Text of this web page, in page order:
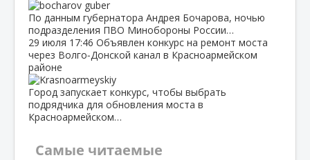
По данным губернатора Андрея Бочарова, ночью
подразделения ПВО Минобороны России…
29 июля 17:46 Объявлен конкурс на ремонт моста
через Волго‑Донской канал в Красноармейском
районе
Город запускает конкурс, чтобы выбрать
подрядчика для обновления моста в
Красноармейском…
Самые читаемые